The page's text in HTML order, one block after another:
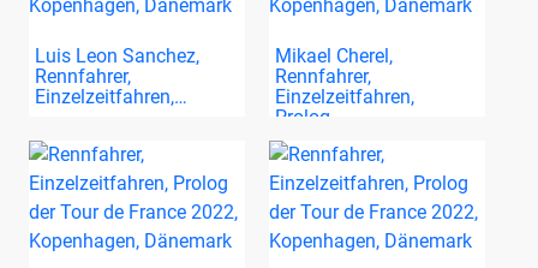
Luis Leon Sanchez,
Rennfahrer,
Einzelzeitfahren,…
Mikael Cherel,
Rennfahrer,
Einzelzeitfahren,
Prolog…